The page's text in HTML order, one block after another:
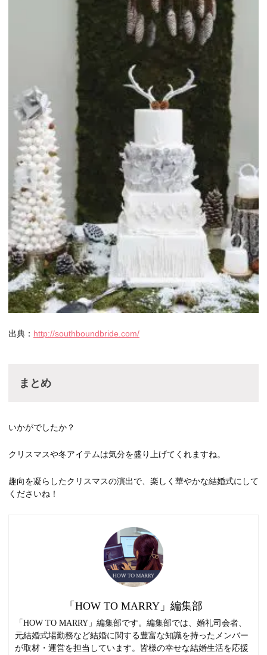
出典： http://southboundbride.com/
まとめ
いかがでしたか？
クリスマスや冬アイテムは気分を盛り上げてくれますね。
趣向を凝らしたクリスマスの演出で、楽しく華やかな結婚式にして
くださいね！
「HOW TO MARRY」編集部
「HOW TO MARRY」編集部です。編集部では、婚礼司会者、
元結婚式場勤務など結婚に関する豊富な知識を持ったメンバー
が取材・運営を担当しています。皆様の幸せな結婚生活を応援